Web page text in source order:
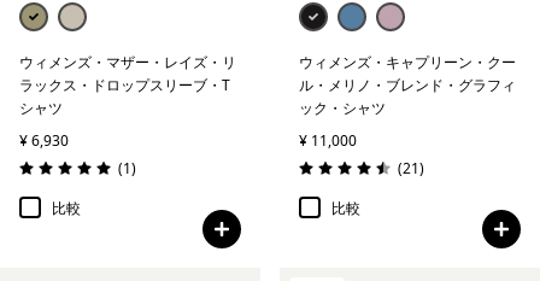
ウィメンズ・マザー・レイズ・リ
ラックス・ドロップスリーブ・T
シャツ
¥ 6,930
評価: 5.0 / 5
(1レビュー
)
比較
ウィメンズ・キャプリーン・クー
ル・メリノ・ブレンド・グラフィ
ック・シャツ
¥ 11,000
評価: 4.5 / 5
(21レビュー
)
比較